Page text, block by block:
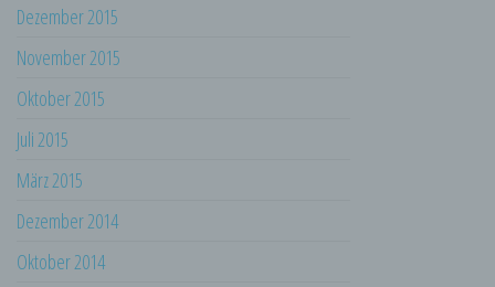
Dezember 2015
November 2015
Oktober 2015
Juli 2015
März 2015
Dezember 2014
Oktober 2014
identifizierbare natürliche Person, deren
Verarbeitung Verantwortlichen verarbeitet
c) Verarbeitung
Zusammenhang mit personenbezogenen
Daten wie das Erheben, das Erfassen, die
Organisation, das Ordnen, die Speicherung,